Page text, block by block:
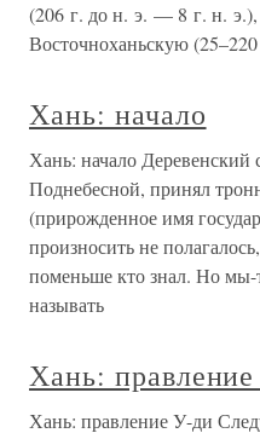
(206 г. до н. э. — 8 г. н.
Восточноханьскую (25–220
Хань: начало
Хань: начало Деревенский
Поднебесной, принял
(прирожденное имя
произносить не
поменьше кто знал. Но мы-
называть
Хань:
Хань: правление У-ди